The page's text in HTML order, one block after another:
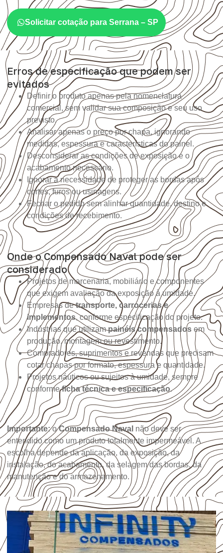
Solicitar cotação para Serrana – SP
Erros de especificação que podem ser
evitados
Definir o produto apenas pela nomenclatura
comercial, sem validar sua composição e seu uso
previsto.
Analisar apenas o preço por chapa, ignorando
medidas, espessura e características do painel.
Desconsiderar as condições de exposição e o
acabamento necessário.
Ignorar a necessidade de proteger as bordas após
cortes, furos ou usinagens.
Fechar o pedido sem alinhar quantidade, destino e
condições de recebimento.
Onde o Compensado Naval pode ser
considerado
Projetos de marcenaria, mobiliário e componentes
que exigem avaliação da exposição à umidade.
Empresas detransporte, carrocerias e
implementos, conforme especificação do projeto.
Indústrias que utilizampainéis compensados em
produção, montagem ou revestimento.
Compradores, suprimentos e revendas que precisam
cotar chapas por formato, espessura e quantidade.
Projetos náuticos ou sujeitos à umidade, sempre
conformeficha técnica e especificação.
Importante:oCompensado Naval não deve ser
entendido como um produto totalmente impermeável. A
escolha depende da aplicação, da exposição, da
instalação, do acabamento, da selagem das bordas, da
manutenção e do armazenamento.